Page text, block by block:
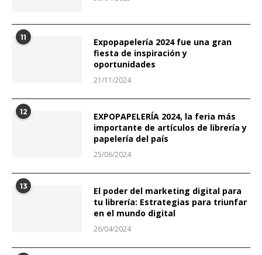
11
Expopapelería 2024 fue una gran
fiesta de inspiración y
oportunidades
21/11/2024
12
EXPOPAPELERÍA 2024, la feria más
importante de artículos de librería y
papelería del país
25/06/2024
13
El poder del marketing digital para
tu librería: Estrategias para triunfar
en el mundo digital
26/04/2024